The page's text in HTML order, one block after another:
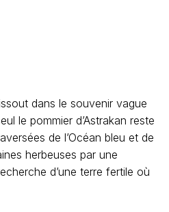
dans le souvenir vague
le pommier d’Astrakan reste
de l’Océan bleu et de
herbeuses par une
d’une terre fertile où